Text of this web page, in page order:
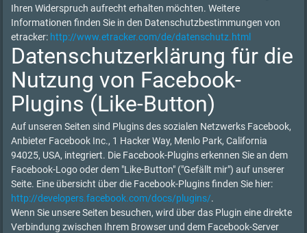
Ihren Widerspruch aufrecht erhalten möchten. Weitere
Informationen finden Sie in den Datenschutzbestimmungen von
etracker: http://www.etracker.com/de/datenschutz.html
Datenschutzerklärung für die
Nutzung von Facebook-
Plugins (Like-Button)
Auf unseren Seiten sind Plugins des sozialen Netzwerks Facebook,
Anbieter Facebook Inc., 1 Hacker Way, Menlo Park, California
94025, USA, integriert. Die Facebook-Plugins erkennen Sie an dem
Facebook-Logo oder dem "Like-Button" ("Gefällt mir") auf unserer
Seite. Eine übersicht über die Facebook-Plugins finden Sie hier:
http://developers.facebook.com/docs/plugins/.
Wenn Sie unsere Seiten besuchen, wird über das Plugin eine direkte
Verbindung zwischen Ihrem Browser und dem Facebook-Server